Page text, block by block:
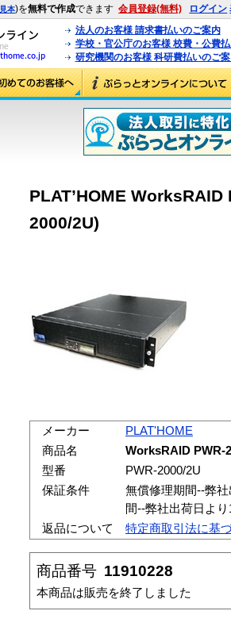
見本)を無料で作成できます 会員登録(無料) ログイン
法人のお客様 請求書払いのご案内
学校・官公庁のお客様 校費・公費
研究機関のお客様 科研費払いのご
PLAT’HOME WorksRAID
2000/2U)
メーカー
PLAT'HOME
商品名
WorksRAID PWR-
型番
PWR-2000/2U
保証条件
無償修理期間--弊
間--弊社出荷日よ
返品について
特定商取引法に基
商品番号 11910228
本商品は販売を終了しました